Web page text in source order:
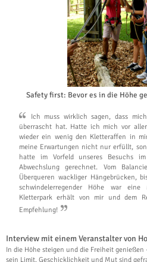
Safety first: Bevor es in die Höhe
Ich muss wirklich sagen, dass
überrascht hat. Hatte ich mich vor
wieder ein wenig den Kletteraffen in
meine Erwartungen nicht nur erfüllt,
hatte im Vorfeld unseres Besuchs
Abwechslung gerechnet. Vom
Überqueren wackliger Hängebrücken,
schwindelerregender Höhe war
Kletterpark erhält von mir und dem
Empfehlung!
Interview mit einem Veranstalter von
In die Höhe steigen und die Freiheit
sein Limit. Geschicklichkeit und Mut sind